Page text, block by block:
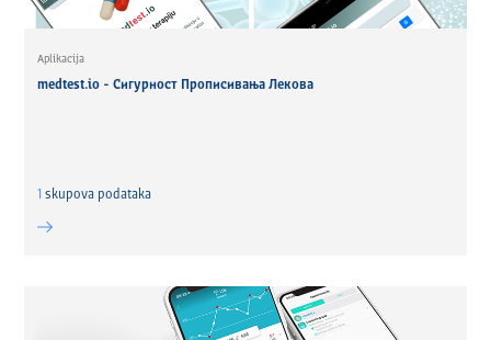
Aplikacija
medtest.io - Сигурност Прописивања Лекова
skupova podataka